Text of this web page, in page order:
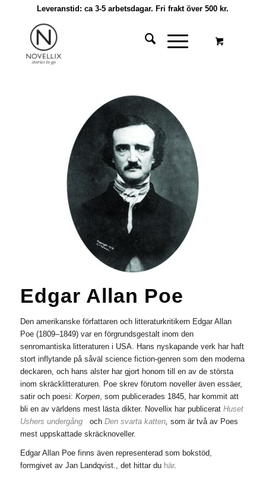
Leveranstid: ca 3-5 arbetsdagar. Fri frakt över 500 kr.
Edgar Allan Poe
Den amerikanske författaren och litteraturkritikern Edgar Allan
Poe (1809–1849) var en förgrundsgestalt inom den
senromantiska litteraturen i USA. Hans nyskapande verk har haft
stort in­flytande på såväl science fiction-genren som den moderna
deckaren, och hans alster har gjort honom till en av de största
inom skräcklitteraturen. Poe skrev förutom noveller även essäer,
satir och poesi: Korpen, som publicerades 1845, har kommit att
bli en av världens mest lästa dikter. Novellix har publicerat Huset
Ushers undergång
och Den svarta katten, som är två av Poes
mest uppskattade skräcknoveller.
Edgar Allan Poe finns även representerad som bokstöd,
formgivet av Jan Landqvist., det hittar du här.